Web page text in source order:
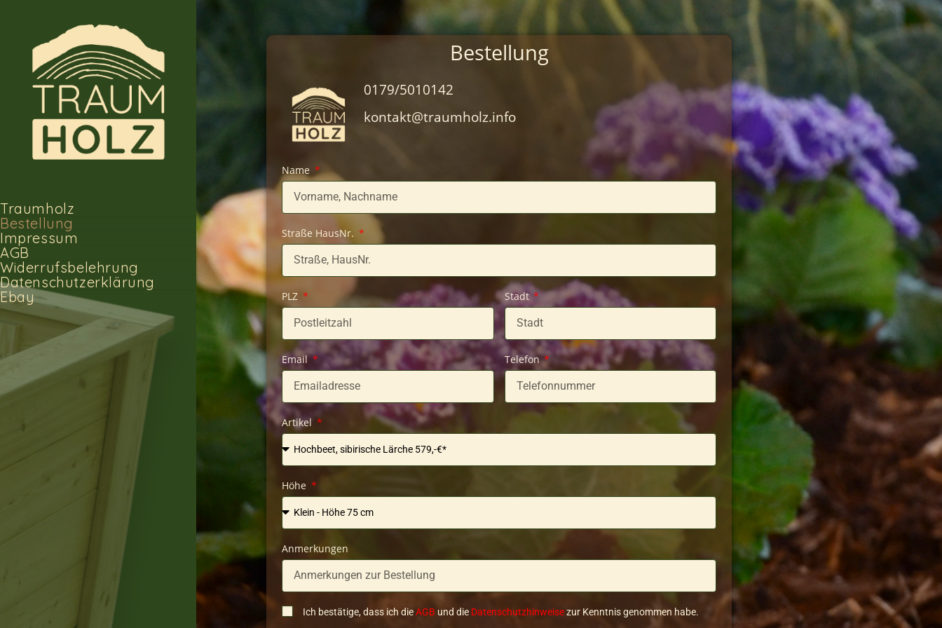
Traumholz
Bestellung
Impressum
AGB
Widerrufsbelehrung
Datenschutzerklärung
Ebay
Bestellung
0179/5010142
kontakt@traumholz.info
Name
Straße HausNr.
PLZ Stadt
Email Telefon
Artikel
Höhe
Anmerkungen
Ich bestätige, dass ich dieAGB und die Datenschutzhinweisezur Kenntnis genommen habe.